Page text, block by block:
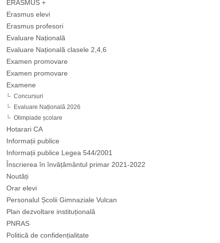
ERASMUS +
Erasmus elevi
Erasmus profesori
Evaluare Națională
Evaluare Națională clasele 2,4,6
Examen promovare
Examen promovare
Examene
Concursuri
Evaluare Națională 2026
Olimpiade școlare
Hotarari CA
Informații publice
Informații publice Legea 544/2001
Înscrierea în învățământul primar 2021-2022
Noutăți
Orar elevi
Personalul Școlii Gimnaziale Vulcan
Plan dezvoltare instituțională
PNRAS
Politică de confidențialitate